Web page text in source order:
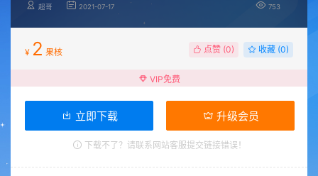
超哥 2021-07-17 753
¥ 2 果核 点赞 (0) 收藏 (0)
VIP免费
立即下载 升级会员
下载不了？请联系网站客服提交链接错误！